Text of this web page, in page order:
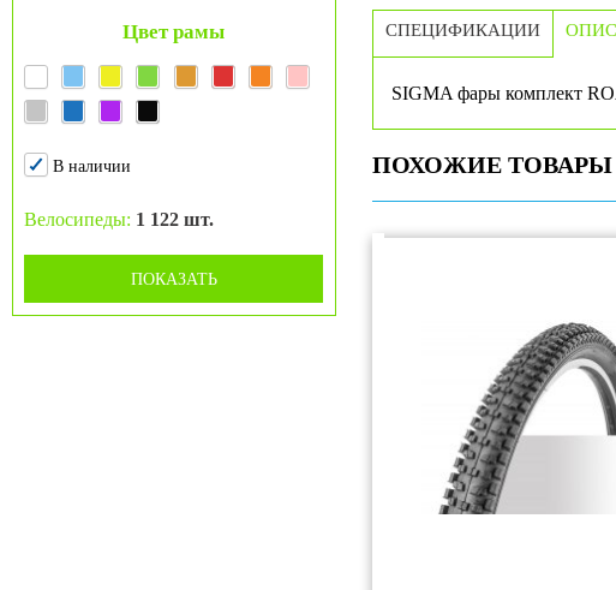
Цвет рамы
В наличии
Велосипеды: 1 122 шт.
ПОКАЗАТЬ
СПЕЦИФИКАЦИИ
SIGMA фары комплект
ПОХОЖИЕ ТОВАРЫ